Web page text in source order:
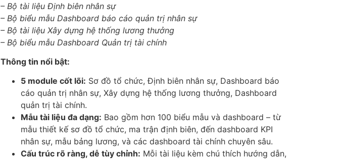
– Bộ tài liệu Định biên nhân sự
– Bộ biểu mẫu Dashboard báo cáo quản trị nhân sự
– Bộ tài liệu Xây dựng hệ thống lương thưởng
– Bộ biểu mẫu Dashboard Quản trị tài chính
Thông tin nổi bật:
5 module cốt lõi: Sơ đồ tổ chức, Định biên nhân sự, Dashboard báo
cáo quản trị nhân sự, Xây dựng hệ thống lương thưởng, Dashboard
quản trị tài chính.
Mẫu tài liệu đa dạng: Bao gồm hơn 100 biểu mẫu và dashboard – từ
mẫu thiết kế sơ đồ tổ chức, ma trận định biên, đến dashboard KPI
nhân sự, mẫu bảng lương, và các dashboard tài chính chuyên sâu.
Cấu trúc rõ ràng, dễ tùy chỉnh: Mỗi tài liệu kèm chú thích hướng dẫn,